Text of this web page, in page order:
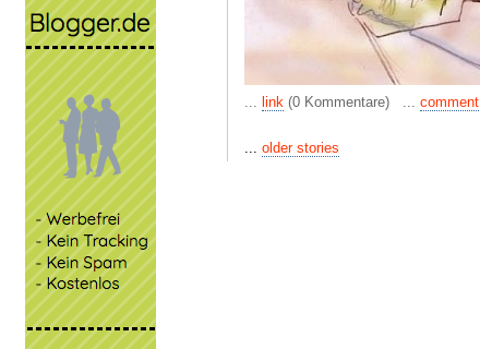
... link (0 Kommentare) ... comment
... older stories